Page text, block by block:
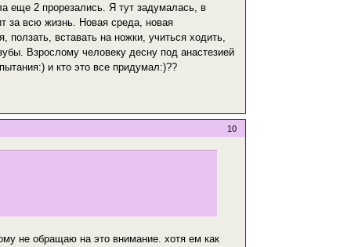
еще 2 прорезались. Я тут задумалась, в
за всю жизнь. Новая среда, новая
ползать, вставать на ножки, учиться ходить,
Взрослому человеку десну под анастезией
и кто это все придумал:)??
10
не обращаю на это внимание. хотя ем как